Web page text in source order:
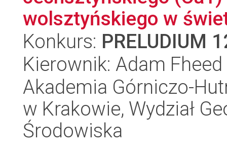
wolsztyńskiego w
Konkurs: PRELUDIUM
Kierownik: Adam Fheed
Akademia Górniczo-
w Krakowie, Wydział
Środowiska